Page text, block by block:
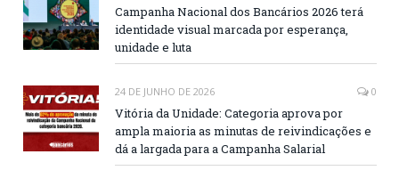
Campanha Nacional dos Bancários 2026 terá
identidade visual marcada por esperança,
unidade e luta
24 DE JUNHO DE 2026 0
Vitória da Unidade: Categoria aprova por
ampla maioria as minutas de reivindicações e
dá a largada para a Campanha Salarial